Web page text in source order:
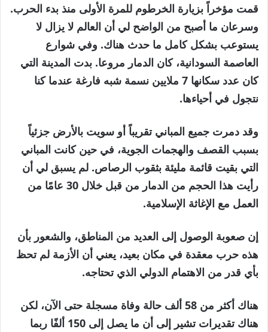
قمت مؤخراً بزيارة الخرطوم للمرة الأولى منذ بدء الحرب.
وسرعان ما أصبح من الواضح لي أن العالم لا يزال لا
يستوعب بشكل كامل ما حدث هناك. وفي شوارع
العاصمة السودانية، كان الدمار مروعا. بدت المدينة التي
كان عدد سكانها 7 ملايين نسمة شبه فارغة عندما كنا
نتجول في أحياءها.
وقد دمرت جميع المباني تقريباً أو سويت بالأرض جزئياً
بسبب القصف والهجمات الجوية، في حين كانت المباني
التي بقيت قائمة مليئة بثقوب الرصاص. لم يسبق لي أن
رأيت هذا الحجم من الدمار من قبل خلال 30 عامًا من
العمل مع الإغاثة الإسلامية.
إن صعوبة الوصول إلى العديد من المناطق، والشعور بأن
هذه حرب معقدة في مكان بعيد، يعني أن الأزمة لم تحظ
بأي قدر من الاهتمام الدولي الذي تحتاجه.
هناك أكثر من 58 ألف حالة وفاة مسجلة حتى الآن، لكن
هناك تقديرات تشير إلى أن ما يصل إلى 150 ألفًا ربما